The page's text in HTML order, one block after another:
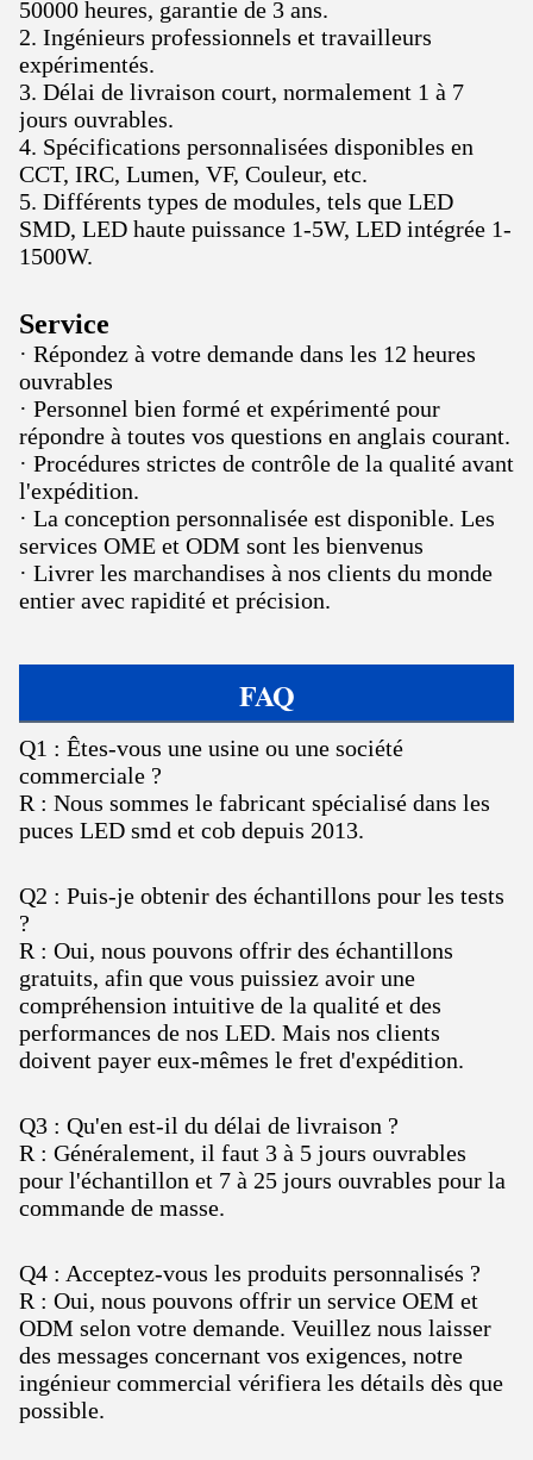
50000 heures, garantie de 3 ans.
2. Ingénieurs professionnels et travailleurs
expérimentés.
3. Délai de livraison court, normalement 1 à 7
jours ouvrables.
4. Spécifications personnalisées disponibles en
CCT, IRC, Lumen, VF, Couleur, etc.
5. Différents types de modules, tels que LED
SMD, LED haute puissance 1-5W, LED intégrée 1-
1500W.
Service
· Répondez à votre demande dans les 12 heures
ouvrables
· Personnel bien formé et expérimenté pour
répondre à toutes vos questions en anglais courant.
· Procédures strictes de contrôle de la qualité avant
l'expédition.
· La conception personnalisée est disponible. Les
services OME et ODM sont les bienvenus
· Livrer les marchandises à nos clients du monde
entier avec rapidité et précision.
FAQ
Q1 : Êtes-vous une usine ou une société
commerciale ?
R : Nous sommes le fabricant spécialisé dans les
puces LED smd et cob depuis 2013.
Q2 : Puis-je obtenir des échantillons pour les tests
?
R : Oui, nous pouvons offrir des échantillons
gratuits, afin que vous puissiez avoir une
compréhension intuitive de la qualité et des
performances de nos LED. Mais nos clients
doivent payer eux-mêmes le fret d'expédition.
Q3 : Qu'en est-il du délai de livraison ?
R : Généralement, il faut 3 à 5 jours ouvrables
pour l'échantillon et 7 à 25 jours ouvrables pour la
commande de masse.
Q4 : Acceptez-vous les produits personnalisés ?
R : Oui, nous pouvons offrir un service OEM et
ODM selon votre demande. Veuillez nous laisser
des messages concernant vos exigences, notre
ingénieur commercial vérifiera les détails dès que
possible.